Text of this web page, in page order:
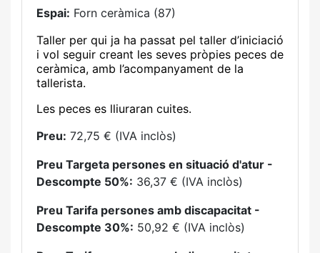
Espai: Forn ceràmica (87)
Taller per qui ja ha passat pel taller d’iniciació
i vol seguir creant les seves pròpies peces de
ceràmica, amb l’acompanyament de la
tallerista.
Les peces es lliuraran cuites.
Preu: 72,75 € (IVA inclòs)
Preu Targeta persones en situació d'atur -
Descompte 50%: 36,37 € (IVA inclòs)
Preu Tarifa persones amb discapacitat -
Descompte 30%: 50,92 € (IVA inclòs)